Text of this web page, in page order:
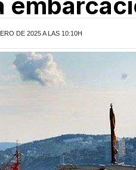
DE 2025 A LAS 10:10H